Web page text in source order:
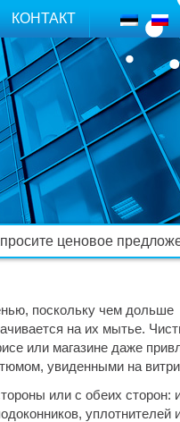
КОНТАКТ
ценовое
поскольку чем дольше
на их мытье.
или магазине даже
увиденными на
или с обеих сторон:
уплотнителей